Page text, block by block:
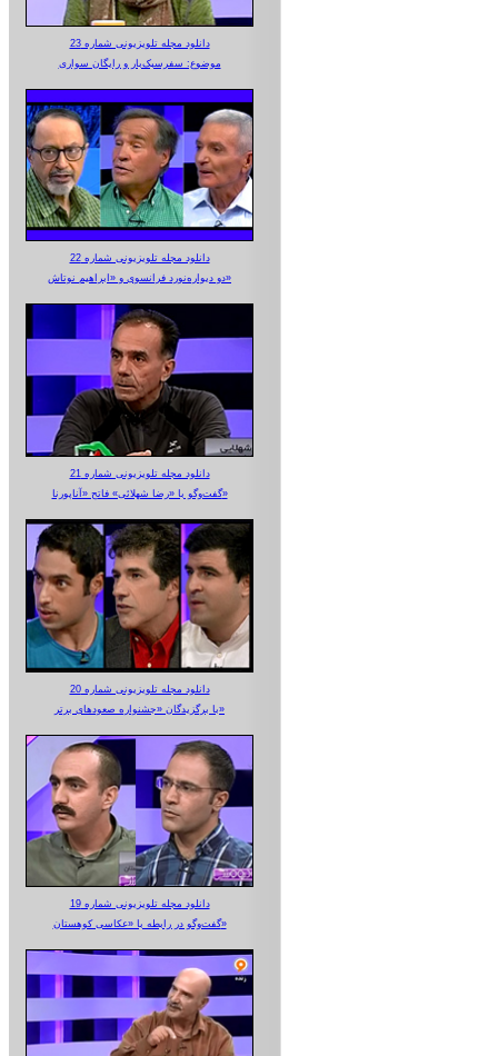
دانلود مجله تلویزیونی شماره 23
موضوع: سفرسبک‌بار و رایگان سواری
دانلود مجله تلویزیونی شماره 22
دو دیواره‌نورد فرانسوی و «ابراهیم نوتاش»
دانلود مجله تلویزیونی شماره 21
گفت‌وگو با «رضا شهلائی» فاتح «آناپورنا»
دانلود مجله تلویزیونی شماره 20
با برگزیدگان «جشنواره صعودهای برتر»
دانلود مجله تلویزیونی شماره 19
گفت‌وگو در رابطه با «عکاسی کوهستان»